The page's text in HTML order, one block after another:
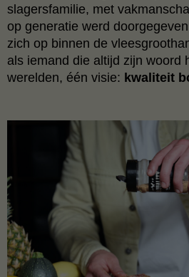
slagersfamilie, met
op generatie werd
zich op binnen de
als iemand die altijd zijn woord
werelden, één visie: kwaliteit